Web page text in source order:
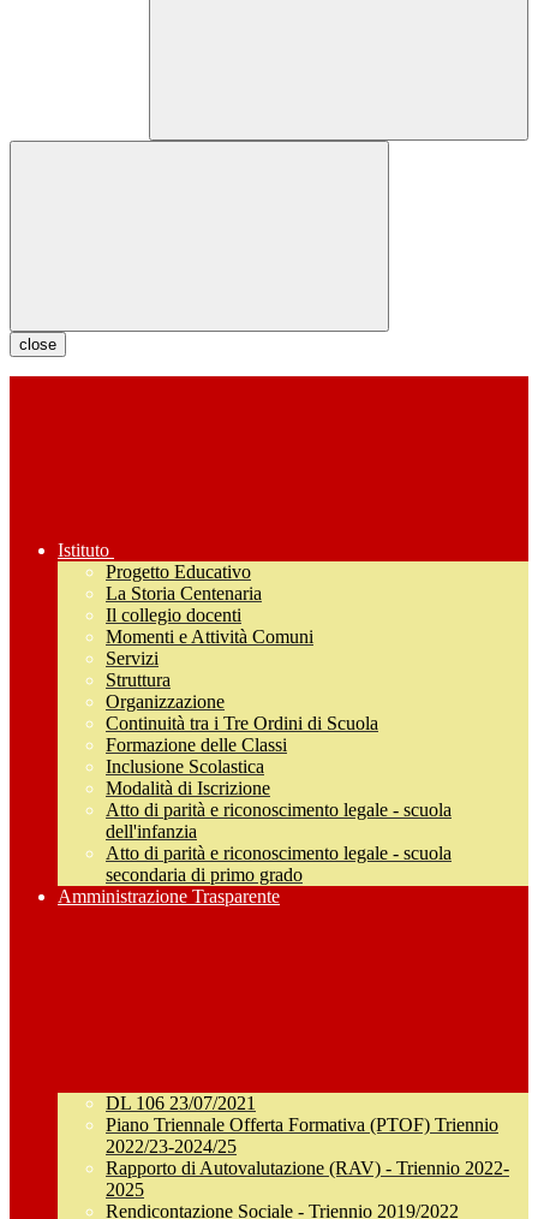
close
Istituto
Progetto Educativo
La Storia Centenaria
Il collegio docenti
Momenti e Attività Comuni
Servizi
Struttura
Organizzazione
Continuità tra i Tre Ordini di Scuola
Formazione delle Classi
Inclusione Scolastica
Modalità di Iscrizione
Atto di parità e riconoscimento legale - scuola
dell'infanzia
Atto di parità e riconoscimento legale - scuola
secondaria di primo grado
Amministrazione Trasparente
DL 106 23/07/2021
Piano Triennale Offerta Formativa (PTOF) Triennio
2022/23-2024/25
Rapporto di Autovalutazione (RAV) - Triennio 2022-
2025
Rendicontazione Sociale - Triennio 2019/2022